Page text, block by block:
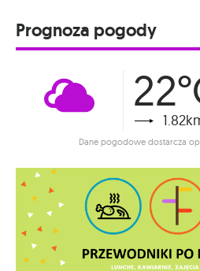
Prognoza pogody
Dane pogodowe dostarcza